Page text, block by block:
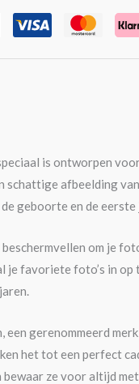
is ontworpen
schattige afbeelding
geboorte en de
om je
je favoriete foto’s in op
gerenommeerd
het tot een perfect
ze voor altijd